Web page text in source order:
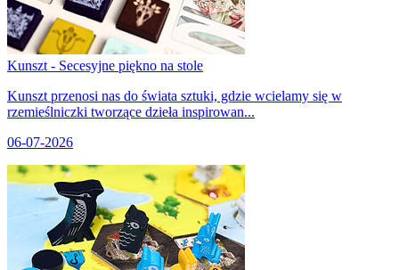
Kunszt - Secesyjne piękno na stole
Kunszt przenosi nas do świata sztuki, gdzie wcielamy się w
rzemieślniczki tworzące dzieła inspirowan...
06-07-2026